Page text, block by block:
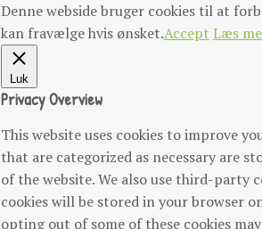
Denne webside bruger cookies til at
kan fravælge hvis ønsket.Accept Læs
Luk
Privacy Overview
This website uses cookies to improve
that are categorized as necessary are
of the website. We also use third-party
cookies will be stored in your browser
opting out of some of these cookies